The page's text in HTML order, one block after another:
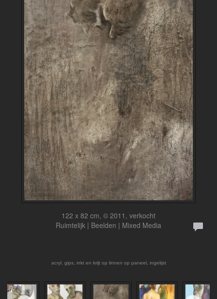
122 x 82 cm, © 2011, verkocht
Ruimtelijk | Beelden | Mixed Media
acryl, gips, inkt en krijt op linnen op paneel, ingelijst